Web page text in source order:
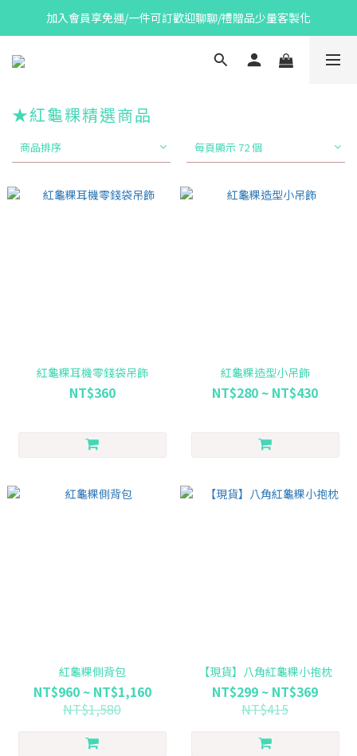
加入會員享免運/一件可訂歡迎聊聊/禮贈品少量客製化
★紅龜粿精選商品
商品排序 每頁顯示 72 個
紅龜粿耳機零錢袋吊飾
NT$360
紅龜粿造型小吊飾
NT$280 ~ NT$430
紅龜粿側背包
NT$960 ~ NT$1,160
NT$1,580
【現貨】八角紅龜粿小抱枕
NT$299 ~ NT$369
NT$415